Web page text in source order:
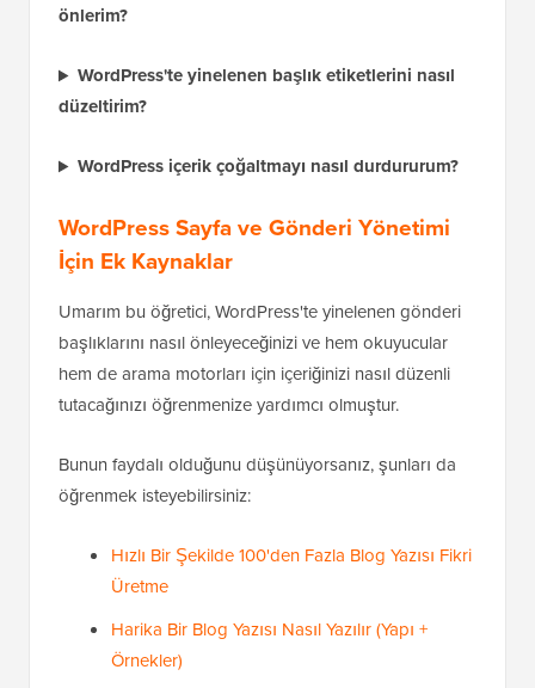
önlerim?
WordPress'te yinelenen başlık etiketlerini nasıl
düzeltirim?
WordPress içerik çoğaltmayı nasıl durdururum?
WordPress Sayfa ve Gönderi Yönetimi
İçin Ek Kaynaklar
Umarım bu öğretici, WordPress'te yinelenen gönderi
başlıklarını nasıl önleyeceğinizi ve hem okuyucular
hem de arama motorları için içeriğinizi nasıl düzenli
tutacağınızı öğrenmenize yardımcı olmuştur.
Bunun faydalı olduğunu düşünüyorsanız, şunları da
öğrenmek isteyebilirsiniz:
Hızlı Bir Şekilde 100'den Fazla Blog Yazısı Fikri
Üretme
Harika Bir Blog Yazısı Nasıl Yazılır (Yapı +
Örnekler)